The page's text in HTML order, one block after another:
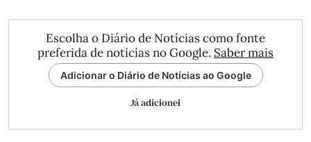
Escolha o Diário de Notícias como fonte
preferida de notícias no Google. Saber mais
Adicionar o Diário de Notícias ao Google
Já adicionei